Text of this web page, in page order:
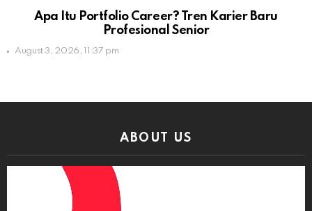
Apa Itu Portfolio Career? Tren Karier Baru
Profesional Senior
August 3, 2026, 11:37 pm
ABOUT US